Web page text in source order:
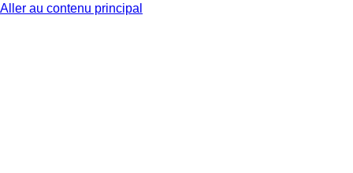
Aller au contenu principal